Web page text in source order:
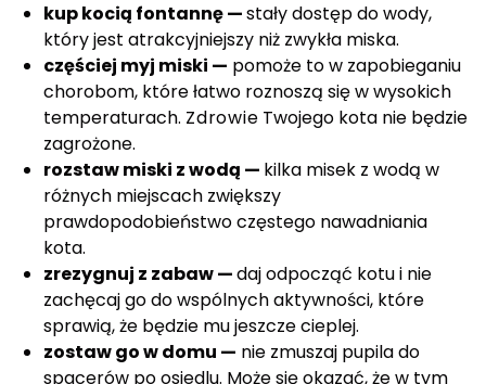
kup kocią fontannę —stały dostęp do wody,
który jest atrakcyjniejszy niż zwykła miska.
częściej myj miski — pomoże to w zapobieganiu
chorobom, które łatwo roznoszą się w wysokich
temperaturach. Zdrowie Twojego kota nie będzie
zagrożone.
rozstaw miski z wodą — kilka misek z wodą w
różnych miejscach zwiększy
prawdopodobieństwo częstego nawadniania
kota.
zrezygnuj z zabaw —daj odpocząć kotu i nie
zachęcaj go do wspólnych aktywności, które
sprawią, że będzie mu jeszcze cieplej.
zostaw go w domu — nie zmuszaj pupila do
spacerów po osiedlu. Może się okazać, że w tym